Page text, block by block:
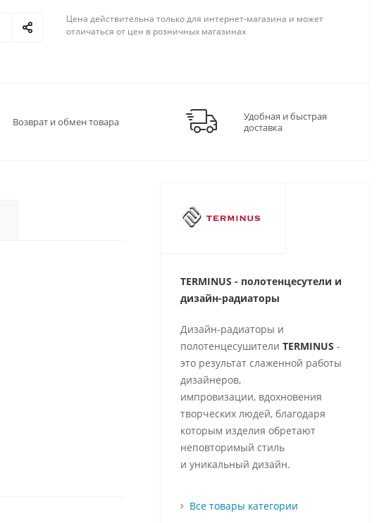
Цена действительна только для интернет-магазина и может
отличаться от цен в розничных магазинах
Возврат и обмен товара
Удобная и быстрая
доставка
TERMINUS - полотенцесутели и
дизайн-радиаторы
Дизайн-радиаторы и
полотенцесушители TERMINUS -
это результат слаженной работы
дизайнеров,
импровизации, вдохновения
творческих людей, благодаря
которым изделия обретают
неповторимый стиль
и уникальный дизайн.
Все товары категории